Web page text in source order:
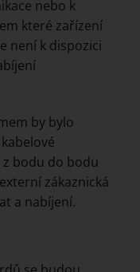
nebo k
které zařízení
není k dispozici
by bylo
bodu do bodu
zákaznická
a nabíjení.